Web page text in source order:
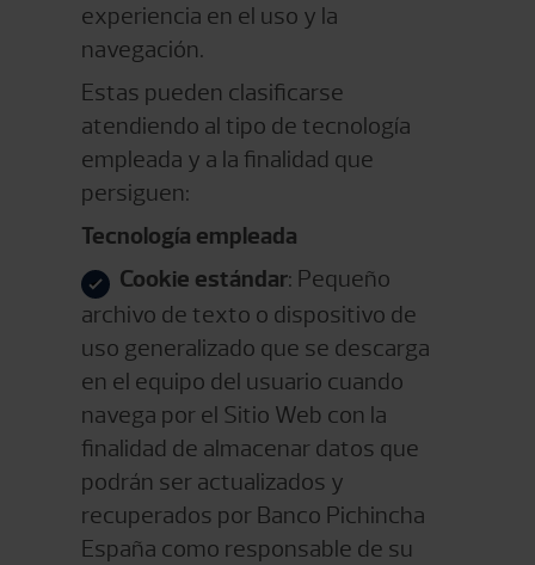
experiencia en el uso y la
navegación.
Estas pueden clasificarse
atendiendo al tipo de tecnología
empleada y a la finalidad que
persiguen:
Tecnología empleada
Cookie estándar: Pequeño
archivo de texto o dispositivo de
uso generalizado que se descarga
en el equipo del usuario cuando
navega por el Sitio Web con la
finalidad de almacenar datos que
podrán ser actualizados y
recuperados por Banco Pichincha
España como responsable de su